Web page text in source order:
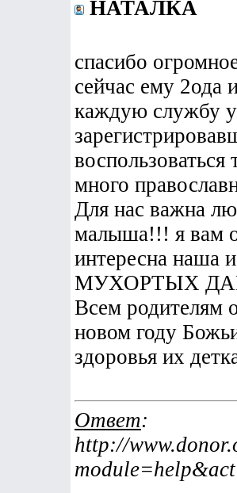
НАТАЛКА
спасибо
сейчас ему 2ода
каждую службу
много
Для нас важна
малыша!!! я вам
интересна наша
МУХОРТЫХ
Всем родителям
новом году
здоровья их
Ответ:
http://